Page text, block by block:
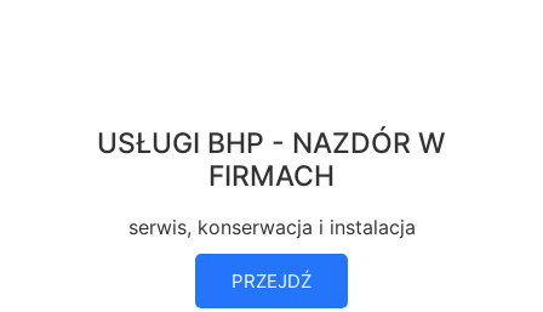
USŁUGI BHP - NAZDÓR W
FIRMACH
serwis, konserwacja i instalacja
PRZEJDŹ